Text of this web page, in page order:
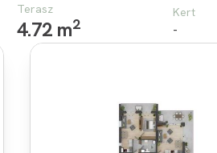
Terasz
4.72 m2
Kert
-